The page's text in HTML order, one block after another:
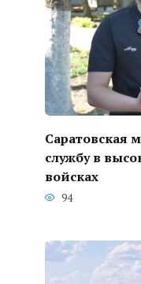
Саратовская
службу в
войсках
94